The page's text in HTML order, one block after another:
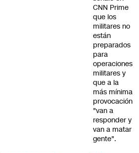
CNN Prime
que los
militares no
están
preparados
para
operaciones
militares y
que a la
más mínima
provocación
"van a
responder y
van a matar
gente".